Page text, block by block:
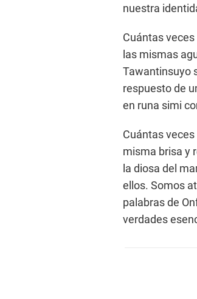
nuestra
Cuántas
las mismas
Tawantinsuyo
respuesto de
en runa simi
Cuántas
misma brisa y
la diosa del
ellos. Somos
palabras de
verdades